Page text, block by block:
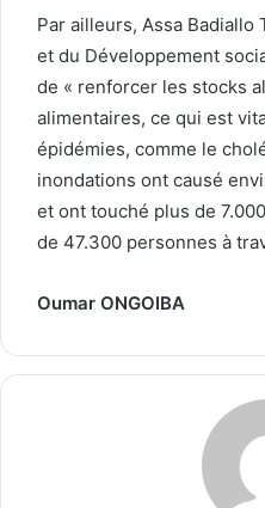
Par ailleurs, Assa Badiallo
et du Développement
de « renforcer les stocks
alimentaires, ce qui est
épidémies, comme le
inondations ont causé
et ont touché plus de
de 47.300 personnes à
Oumar ONGOIBA